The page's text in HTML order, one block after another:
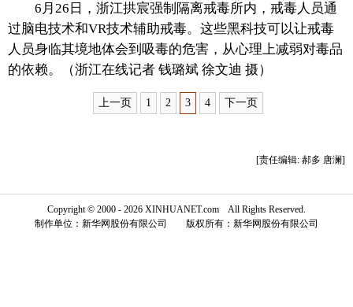
新华电视中文 新华电视英文 返回PC
6月26日，浙江拱宸强制隔离戒毒所内，戒毒人员通
过脑电技术和VR技术辅助戒毒。这些黑科技可以让戒毒
人员身临其境地体会到吸毒的危害，从心理上减弱对毒品
的依赖。（浙江在线记者 钱璐斌 徐文迪 摄）
上一页 1 2 3 4 下一页
[责任编辑: 郝多 唐澜]
Copyright © 2000 - 2026 XINHUANET.com All Rights Reserved.
制作单位：新华网股份有限公司 版权所有：新华网股份有限公司